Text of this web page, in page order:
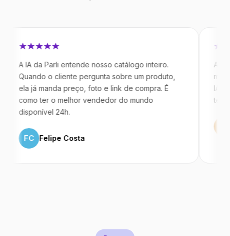
da Parli entende nosso catálogo inteiro.
o cliente pergunta sobre um produto,
já manda preço, foto e link de compra. É
ter o melhor vendedor do mundo
24h.
Felipe Costa
Antes da
mandavam
IA atende
temos 40%